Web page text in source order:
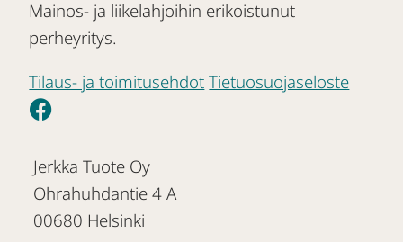
Mainos- ja liikelahjoihin erikoistunut
perheyritys.
Tilaus- ja toimitusehdot Tietuosuojaseloste
Jerkka Tuote Oy
Ohrahuhdantie 4 A
00680 Helsinki